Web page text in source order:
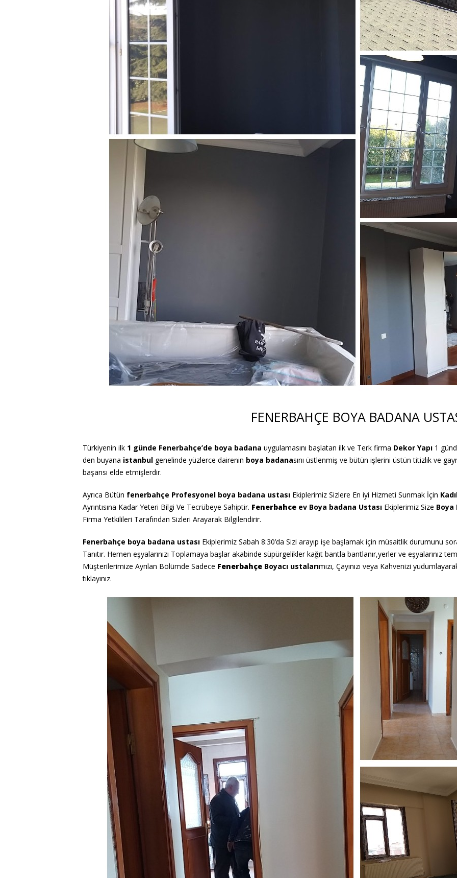
FENERBAHÇE BOYA BADANA
Türkiyenin ilk 1 günde Fenerbahçe’de boya badana uygulamasını başlatan ilk ve Terk firma Dekor Yapı 1
den buyana istanbul genelinde yüzlerce dairenin boya badanasını üstlenmiş ve bütün işlerini üstün titizlik ve
başarısı elde etmişlerdir.
Ayrıca Bütün fenerbahçe Profesyonel boya badana ustası Ekiplerimiz Sizlere En iyi Hizmeti Sunmak İçin
Ayrıntısına Kadar Yeteri Bilgi Ve Tecrübeye Sahiptir. Fenerbahce ev Boya badana Ustası Ekiplerimiz Size Boya
Firma Yetkilileri Tarafından Sizleri Arayarak Bilgilendirir.
Fenerbahçe boya badana ustası Ekiplerimiz Sabah 8:30’da Sizi arayıp işe başlamak için müsaitlik durumunu
Tanıtır. Hemen eşyalarınızı Toplamaya başlar akabinde süpürgelikler kağıt bantla bantlanır,yerler ve eşyalarınız
Müşterilerimize Ayrılan Bölümde Sadece Fenerbahçe Boyacı ustalarımızı, Çayınızı veya Kahvenizi
tıklayınız.